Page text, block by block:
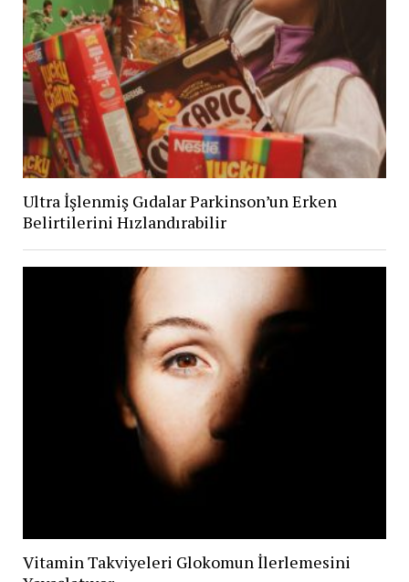
Ultra İşlenmiş Gıdalar Parkinson’un Erken
Belirtilerini Hızlandırabilir
Vitamin Takviyeleri Glokomun İlerlemesini